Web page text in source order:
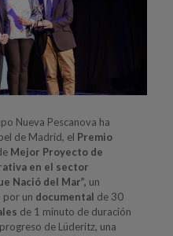
Nueva Pescanova ha
de Madrid, el Premio
Mejor Proyecto de
en el sector
Nació del Mar”, un
por un documental de 30
de 1 minuto de duración
de Lüderitz, una